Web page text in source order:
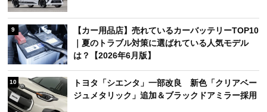
9
【カー用品店】売れているカーバッテリーTOP10
｜夏のトラブル対策に選ばれている人気モデル
は？【2026年6月版】
10
トヨタ「シエンタ」一部改良 新色「クリアベー
ジュメタリック」追加＆ブラックドアミラー採用